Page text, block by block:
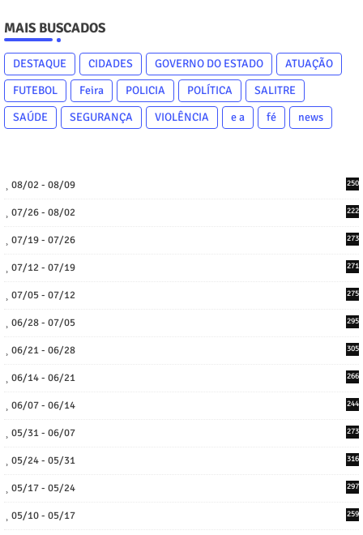
MAIS BUSCADOS
DESTAQUE CIDADES GOVERNO DO ESTADO
ATUAÇÃO
FUTEBOL
Feira POLICIA POLÍTICA
SALITRE
SAÚDE
SEGURANÇA VIOLÊNCIA e a fé news
08/02 - 08/09 250
07/26 - 08/02 222
07/19 - 07/26 273
07/12 - 07/19 271
07/05 - 07/12 275
06/28 - 07/05 295
06/21 - 06/28 305
06/14 - 06/21 266
06/07 - 06/14 244
05/31 - 06/07 273
05/24 - 05/31 316
05/17 - 05/24 297
05/10 - 05/17 259